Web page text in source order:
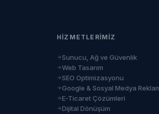
HIZMETLERIMIZ
Sunucu, Ağ ve Güvenlik
Web Tasarım
SEO Optimizasyonu
Google & Sosyal Medya
E-Ticaret Çözümleri
Dijital Dönüşüm